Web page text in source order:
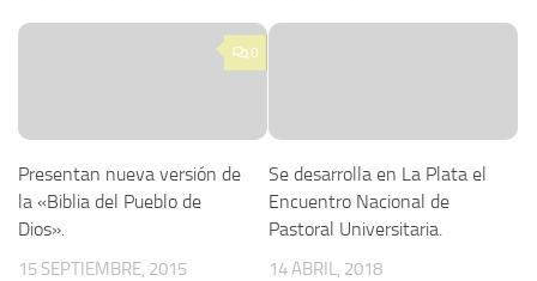
0
Presentan nueva versión de
la «Biblia del Pueblo de
Dios».
15 SEPTIEMBRE, 2015
Se desarrolla en La Plata el
Encuentro Nacional de
Pastoral Universitaria.
14 ABRIL, 2018